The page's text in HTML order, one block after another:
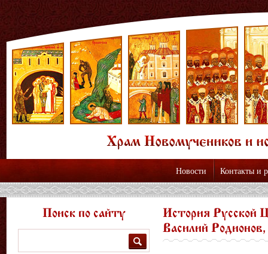
Новости Контакты и
История Русской
Василий
Поиск по сайту